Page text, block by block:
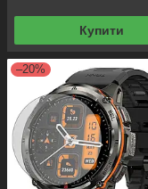
Купити
–20%